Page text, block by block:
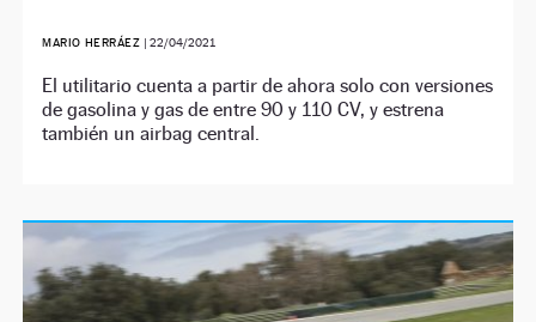
MARIO HERRÁEZ | 22/04/2021
El utilitario cuenta a partir de ahora solo con versiones
de gasolina y gas de entre 90 y 110 CV, y estrena
también un airbag central.